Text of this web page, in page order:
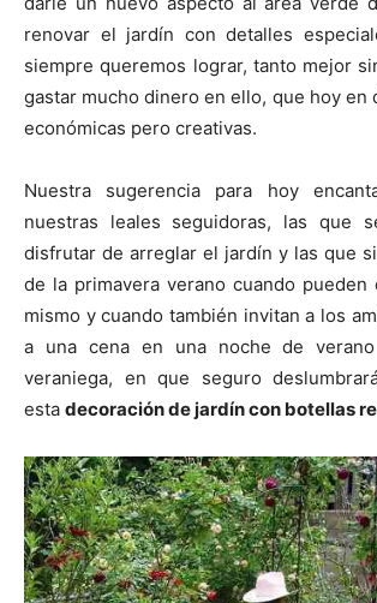
renovar el jardín con detalles
siempre queremos lograr, tanto mejor
gastar mucho dinero en ello, que hoy en
económicas pero creativas.
Nuestra sugerencia para hoy
nuestras leales seguidoras, las que
disfrutar de arreglar el jardín y las que
de la primavera verano cuando pueden
mismo y cuando también invitan a los
a una cena en una noche de
veraniega, en que seguro
esta decoración de jardín con botellas